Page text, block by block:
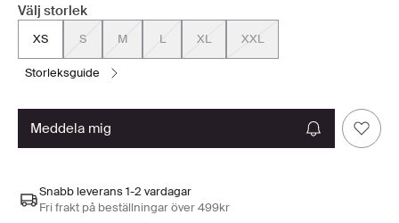
Välj storlek
XS S M L XL XXL
storleksguide
meddela mig
Snabb leverans 1-2 vardagar
Fri frakt på beställningar över 499kr